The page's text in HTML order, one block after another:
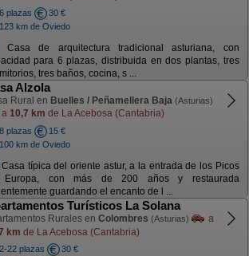
6 plazas
30 €
123 km de Oviedo
Casa de arquitectura tradicional asturiana, con
para 6 plazas, distribuida en dos plantas, tres
tres baños, cocina, s ...
Alzola
Rural en Buelles / Peñamellera Baja (Asturias)
a 10,7 km de La Acebosa (Cantabria)
8 plazas
15 €
100 km de Oviedo
Casa típica del oriente astur, a la entrada de los Picos
Europa, con más de 200 años y restaurada
guardando el encanto de l ...
Turísticos La Solana
Rurales en Colombres (Asturias)
a
km de La Acebosa (Cantabria)
2-22 plazas
30 €